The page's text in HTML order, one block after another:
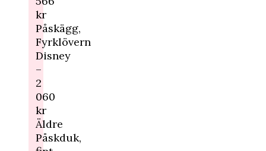
kr
Påskägg,
Fyrklövern
Disney
–
2
060
kr
Äldre
Påskduk,